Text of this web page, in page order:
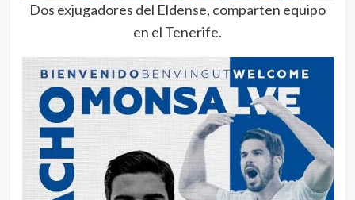
Dos exjugadores del Eldense, comparten equipo
en el Tenerife.